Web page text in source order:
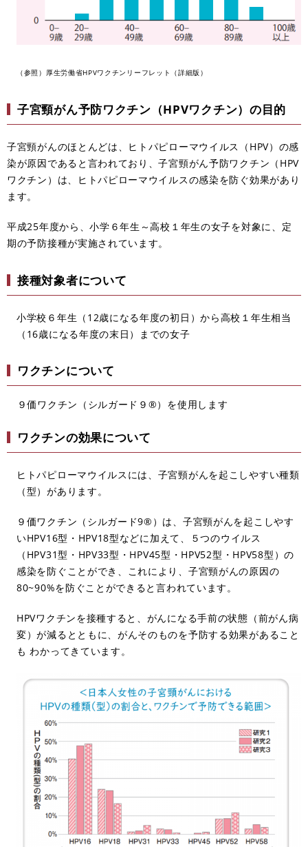
（参照）厚生労働省HPVワクチンリーフレット（詳細版）
子宮頸がん予防ワクチン（HPVワクチン）の目的
子宮頸がんのほとんどは、ヒトパピローマウイルス（HPV）の感
染が原因であると言われており、子宮頸がん予防ワクチン（HPV
ワクチン）は、ヒトパピローマウイルスの感染を防ぐ効果があり
ます。
平成25年度から、小学６年生～高校１年生の女子を対象に、定
期の予防接種が実施されています。
接種対象者について
小学校６年生（12歳になる年度の初日）から高校１年生相当
（16歳になる年度の末日）までの女子
ワクチンについて
９価ワクチン（シルガード９®）を使用します
ワクチンの効果について
ヒトパピローマウイルスには、子宮頸がんを起こしやすい種類
（型）があります。
９価ワクチン（シルガード9®）は、子宮頸がんを起こしやす
いHPV16型・HPV18型などに加えて、５つのウイルス
（HPV31型・HPV33型・HPV45型・HPV52型・HPV58型）の
感染を防ぐことができ、これにより、子宮頸がんの原因の
80~90%を防ぐことができると言われています。
HPVワクチンを接種すると、がんになる手前の状態（前がん病
変）が減るとともに、がんそのものを予防する効果があること
も わかってきています。